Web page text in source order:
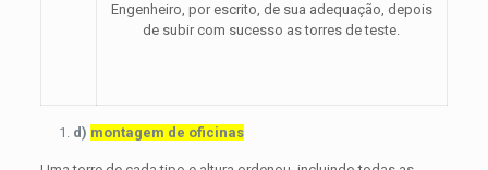
Engenheiro, por escrito, de sua adequação, depois
de subir com sucesso as torres de teste.
d) montagem de oficinas